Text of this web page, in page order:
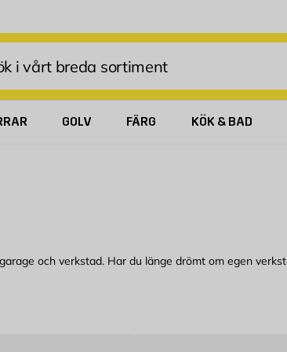
GOLV FÄRG KÖK & BAD
och verkstad. Har du länge drömt om egen